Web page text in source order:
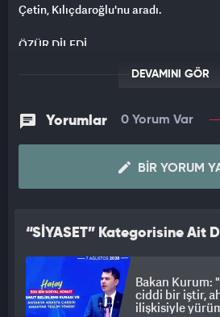
Çetin, Kılıçdaroğlu'nu aradı.
ÖZÜR DİLEDİ
T24'e konuşan Çetin, telefon
Kılıçdaroğlu'nun "Aramanız ve
'normalleşme' sürecine de karşı
CHP'nin 4-5 Kasım 2023 tarihlerinde
Kurultayı ile 6 Nisan 2025'teki 21.
iptaline ilişkin dava, tarafların
Ekim Cuma gününe ertelendi.
DEVAMINI GÖR
Yorumlar 0 Yorum Var
BIR YORUM
“SİYASET” Kategorisine Ait
Bakan Kurum: "Devlet yönetmek,
ciddi bir iştir,
ilişkisiyle